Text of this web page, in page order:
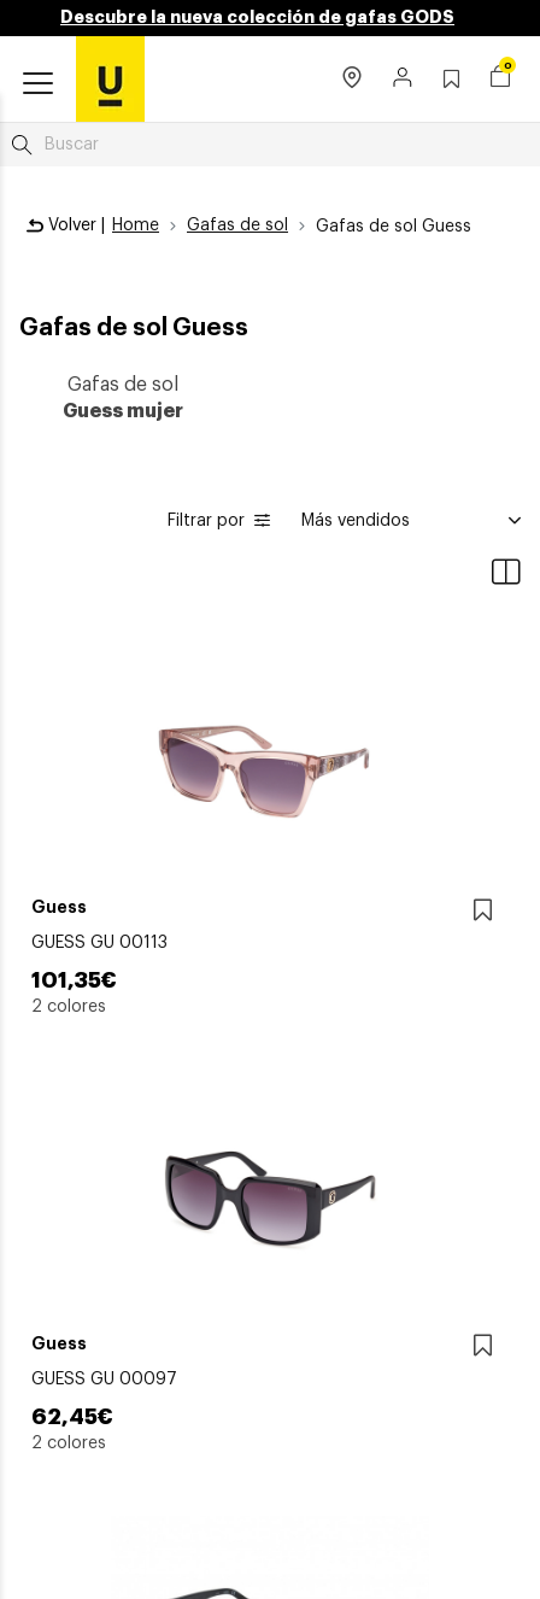
Descubre la nueva colección de gafas GODS
0
Volver | Home Gafas de sol Gafas de sol Guess
Gafas de sol Guess
Gafas de sol
Guess mujer
Filtrar por
Guess
GUESS GU 00113
101,35€
2 colores
Guess
GUESS GU 00097
62,45€
2 colores